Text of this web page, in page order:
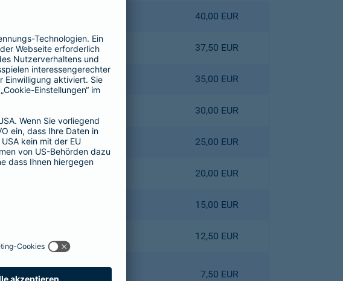
40,00 EUR
54,40 EUR 37,50 EUR
50,80 EUR 35,00 EUR
30,00 EUR
36,40 EUR 25,00 EUR
20,00 EUR
15,00 EUR
12,50 EUR
7,50 EUR